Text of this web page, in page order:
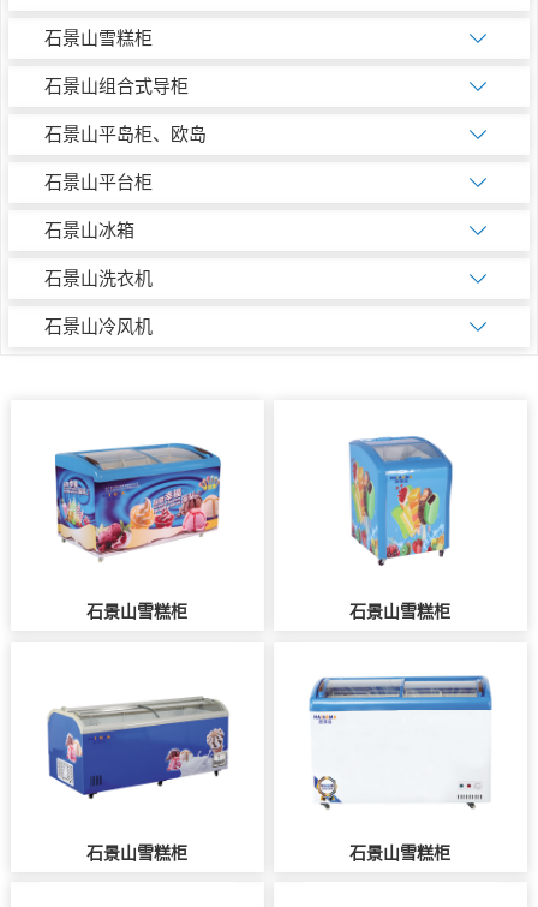
石景山雪糕柜
石景山组合式导柜
石景山平岛柜、欧岛
石景山平台柜
石景山冰箱
石景山洗衣机
石景山冷风机
石景山雪糕柜 石景山雪糕柜
石景山雪糕柜 石景山雪糕柜